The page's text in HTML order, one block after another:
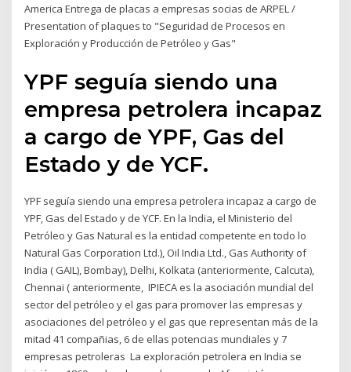
America Entrega de placas a empresas socias de ARPEL /
Presentation of plaques to "Seguridad de Procesos en
Exploración y Producción de Petróleo y Gas"
YPF seguía siendo una
empresa petrolera incapaz
a cargo de YPF, Gas del
Estado y de YCF.
YPF seguía siendo una empresa petrolera incapaz a cargo de
YPF, Gas del Estado y de YCF. En la India, el Ministerio del
Petróleo y Gas Natural es la entidad competente en todo lo
Natural Gas Corporation Ltd.), Oil India Ltd., Gas Authority of
India ( GAIL), Bombay), Delhi, Kolkata (anteriormente, Calcuta),
Chennai ( anteriormente, IPIECA es la asociación mundial del
sector del petróleo y el gas para promover las empresas y
asociaciones del petróleo y el gas que representan más de la
mitad 41 compañias, 6 de ellas potencias mundiales y 7
empresas petroleras La exploración petrolera en India se